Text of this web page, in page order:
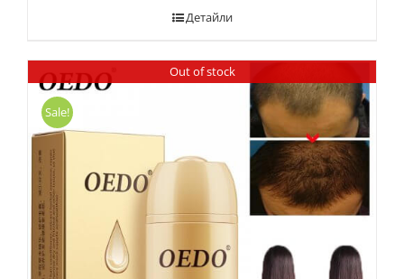
Детайли
Out of stock
Sale!